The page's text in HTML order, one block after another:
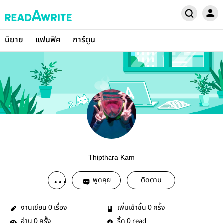
นิยาย แฟนฟิค การ์ตูน
Thipthara Kam
พูดคุย ติดตาม
งานเขียน 0 เรื่อง เพิ่มเข้าชั้น 0 ครั้ง
0 0